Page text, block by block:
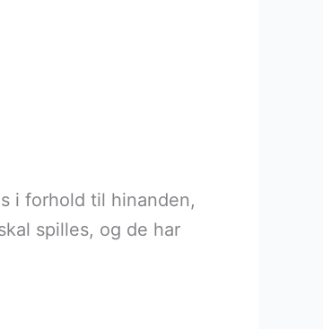
i forhold til hinanden,
spilles, og de har